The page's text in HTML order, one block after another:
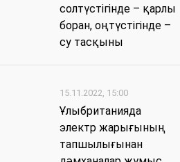
солтүстігінде – қарлы
боран, оңтүстігінде –
су тасқыны
15.11.2022, 15:00
Ұлыбританияда
электр жарығының
тапшылығынан